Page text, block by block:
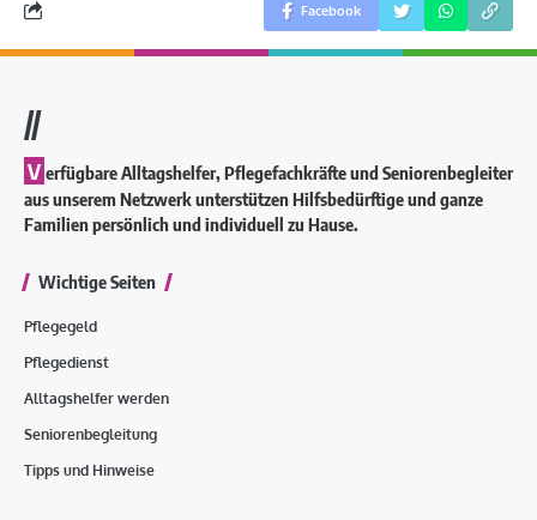
Facebook
//
V erfügbare Alltagshelfer, Pflegefachkräfte und Seniorenbegleiter
aus unserem Netzwerk unterstützen Hilfsbedürftige und ganze
Familien persönlich und individuell zu Hause.
Wichtige Seiten
Pflegegeld
Pflegedienst
Alltagshelfer werden
Seniorenbegleitung
Tipps und Hinweise